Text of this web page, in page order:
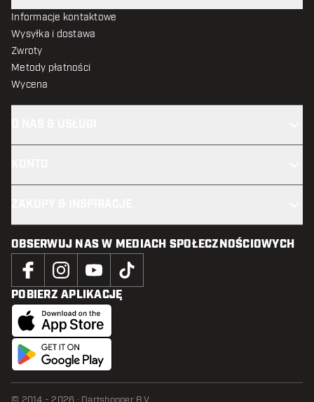
Informacje kontaktowe
Wysyłka i dostawa
Zwroty
Metody płatności
Wycena
OBSERWUJ NAS W MEDIACH SPOŁECZNOŚCIOWYCH
POBIERZ APLIKACJĘ